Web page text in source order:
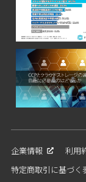
企業情報 利用
特定商取引に基づく